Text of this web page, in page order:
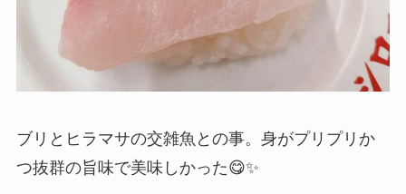
ブリとヒラマサの交雑魚との事。身がプリプリか
つ抜群の旨味で美味しかった😋✨